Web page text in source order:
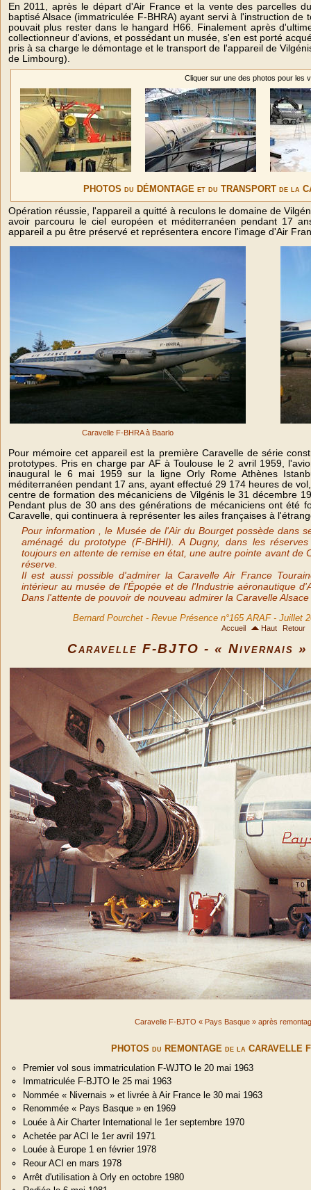
En 2011, après le départ d'Air France et la vente des parcelles
baptisé Alsace (immatriculée F-BHRA) ayant servi à l'instruction
pouvait plus rester dans le hangard H66. Finalement après
collectionneur d'avions, et possédant un musée, s'en est porté
pris à sa charge le démontage et le transport de l'appareil de
de Limbourg).
Cliquer sur une des photos pour les
PHOTOS du DÉMONTAGE et du TRANSPORT de la
Opération réussie, l'appareil a quitté à reculons le domaine de
avoir parcouru le ciel européen et méditerranéen pendant 17
appareil a pu être préservé et représentera encore l'image d'Air
Caravelle F-BHRA à Baarlo
Pour mémoire cet appareil est la première Caravelle de série
prototypes. Pris en charge par AF à Toulouse le 2 avril 1959,
inaugural le 6 mai 1959 sur la ligne Orly Rome Athènes
méditerranéen pendant 17 ans, ayant effectué 29 174 heures de
centre de formation des mécaniciens de Vilgénis le 31 décembre
Pendant plus de 30 ans des générations de mécaniciens ont été
Caravelle, qui continuera à représenter les ailes françaises à
Pour information , le Musée de l'Air du Bourget possède dans
aménagé du prototype (F-BHHI). A Dugny, dans les
toujours en attente de remise en état, une autre pointe avant de
réserve.
Il est aussi possible d'admirer la Caravelle Air France
intérieur au musée de l'Épopée et de l'Industrie aéronautique
Dans l'attente de pouvoir de nouveau admirer la Caravelle
Bernard Pourchet - Revue Présence n°165 ARAF - Juillet
Accueil Haut Retour
Caravelle F-BJTO - « Nivernais »
Caravelle F-BJTO « Pays Basque » après
PHOTOS du REMONTAGE de la CARAVELLE
Premier vol sous immatriculation F-WJTO le 20 mai 1963
Immatriculée F-BJTO le 25 mai 1963
Nommée « Nivernais » et livrée à Air France le 30 mai 1963
Renommée « Pays Basque » en 1969
Louée à Air Charter International le 1er septembre 1970
Achetée par ACI le 1er avril 1971
Louée à Europe 1 en février 1978
Reour ACI en mars 1978
Arrêt d'utilisation à Orly en octobre 1980